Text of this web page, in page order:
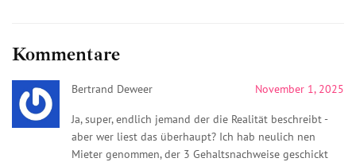
Kommentare
Bertrand Deweer November 1, 2025
Ja, super, endlich jemand der die Realität beschreibt -
aber wer liest das überhaupt? Ich hab neulich nen
Mieter genommen, der 3 Gehaltsnachweise geschickt